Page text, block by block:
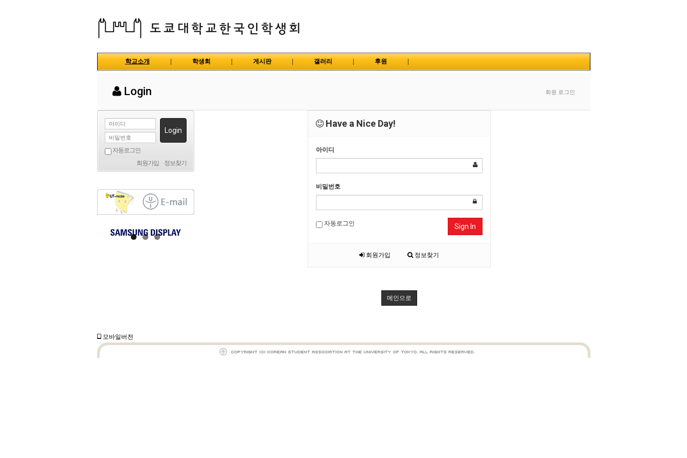
학교소개 학생회 게시판 갤러리 후원
Login 회원 로그인
Have a Nice Day!
아이디
비밀번호
자동로그인 Sign In
회원가입 정보찾기
메인으로
Login
자동로그인
회원가입
정보찾기
모바일버전